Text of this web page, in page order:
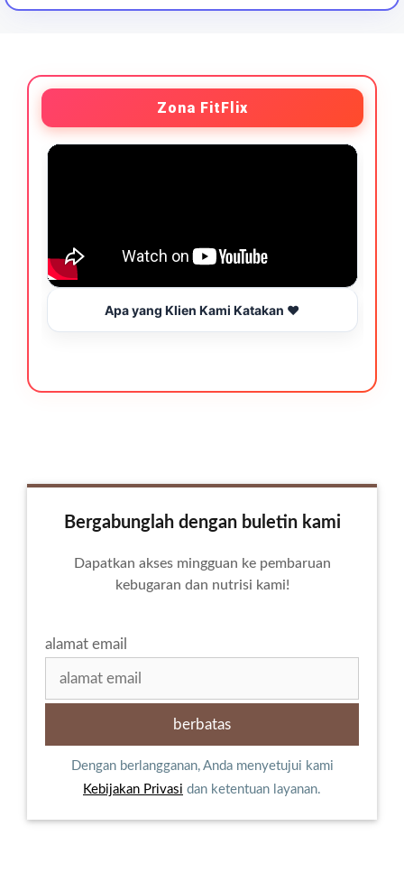
Zona FitFlix
Apa yang Klien Kami Katakan ❤️
Bergabunglah dengan buletin kami
Dapatkan akses mingguan ke pembaruan
kebugaran dan nutrisi kami!
alamat email
Dengan berlangganan, Anda menyetujui kami
Kebijakan Privasi dan ketentuan layanan.